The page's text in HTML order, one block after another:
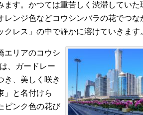
す。かつては重苦しく渋滞していた
ンジ色などコウシンバラの花でつな
レス」の中で静かに溶けていきます
エリアのコウシ
、ガードレー
き、美しく咲き
」と名付けら
ピンク色の花び